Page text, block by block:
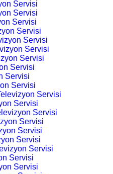
Servisi
Servisi
Servisi
Servisi
Servisi
Servisi
Servisi
Servisi
Servisi
Servisi
Servisi
Servisi
Servisi
Servisi
Servisi
Servisi
Servisi
Servisi
Servisi